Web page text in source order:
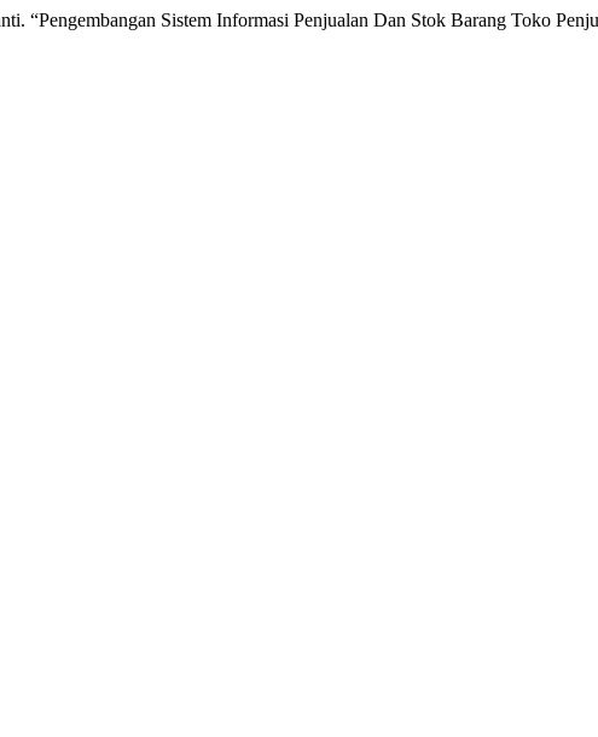
“Pengembangan Sistem Informasi Penjualan Dan Stok Barang Toko